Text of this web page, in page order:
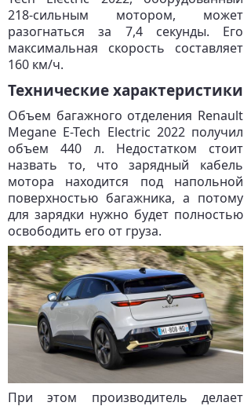
218-сильным мотором, может
разогнаться за 7,4 секунды. Его
максимальная скорость составляет
160 км/ч.
Технические характеристики
Объем багажного отделения Renault
Megane E-Tech Electric 2022 получил
объем 440 л. Недостатком стоит
назвать то, что зарядный кабель
мотора находится под напольной
поверхностью багажника, а потому
для зарядки нужно будет полностью
освободить его от груза.
При этом производитель делает